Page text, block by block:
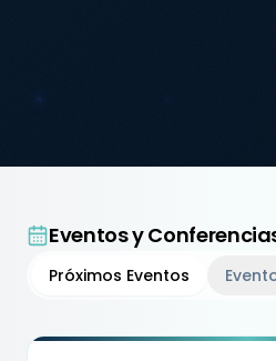
Eventos y
Próximos Eventos